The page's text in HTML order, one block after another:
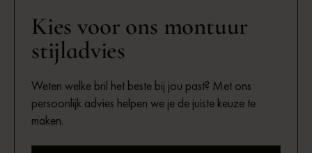
Kies voor ons montuur
stijladvies
Weten welke bril het beste bij jou past? Met ons
persoonlijk advies helpen we je de juiste keuze te
maken.